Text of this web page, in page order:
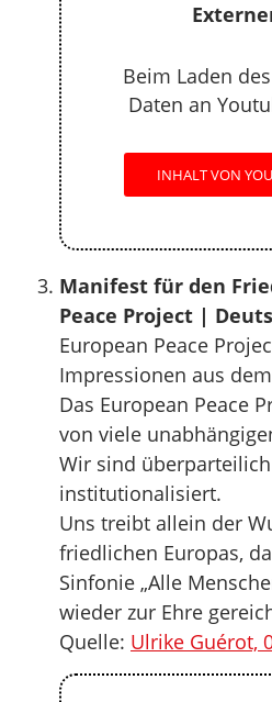
Beim Laden
Daten an
INHALT VON
Manifest für den
Peace Project |
European Peace
Impressionen aus
Das European Peace
von viele
Wir sind
institutionalisiert.
Uns treibt allein der
friedlichen Europas,
Sinfonie „Alle
wieder zur Ehre
Quelle: Ulrike Guérot,